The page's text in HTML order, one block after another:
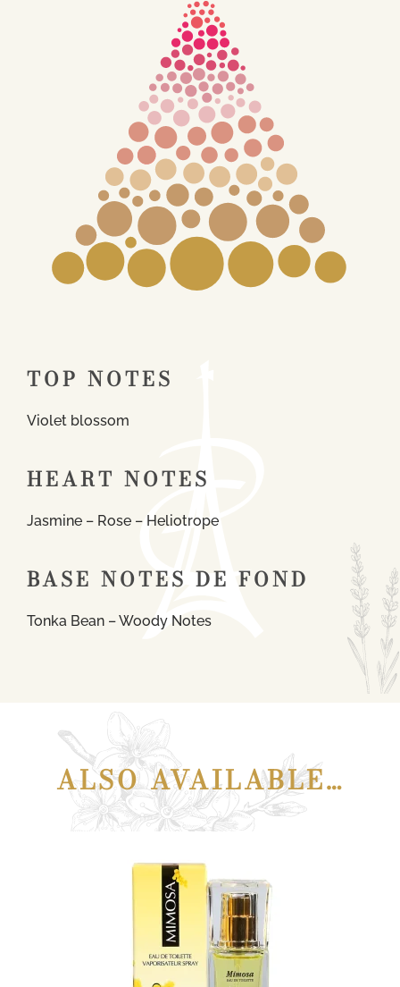
TOP NOTES
Violet blossom
HEART NOTES
Jasmine – Rose – Heliotrope
BASE NOTES DE FOND
Tonka Bean – Woody Notes
ALSO AVAILABLE…